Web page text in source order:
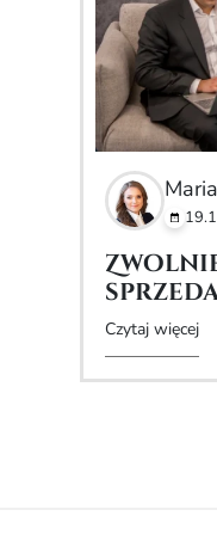
Czytaj więcej